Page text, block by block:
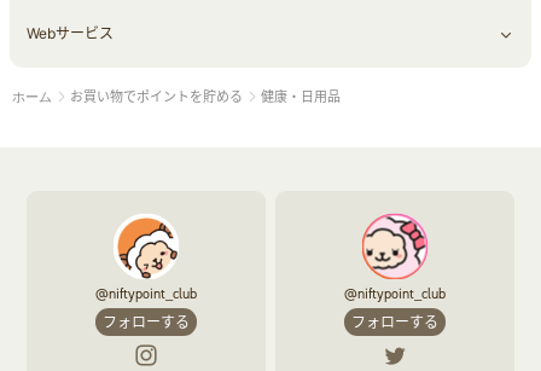
車情報・カーシェア・レンタル
中古車
お役立ち
赤ちゃん・こども・マタニティ
ゲーム・趣味
音楽・シネマ・エンタメ
すべて見る
旅行・レジャー・航空券・宿泊
Webサービス
すべて見る
ホーム お買い物でポイントを貯める 健康・日用品
@niftypoint_club
フォローする
@niftypoint_club
フォローする